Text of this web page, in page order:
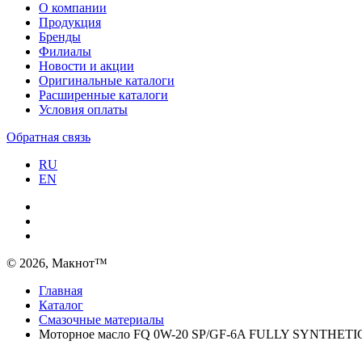
О компании
Продукция
Бренды
Филиалы
Новости и акции
Оригинальные каталоги
Расширенные каталоги
Условия оплаты
Обратная связь
RU
EN
© 2026, Макнот™
Главная
Каталог
Смазочные материалы
Моторное масло FQ 0W-20 SP/GF-6A FULLY